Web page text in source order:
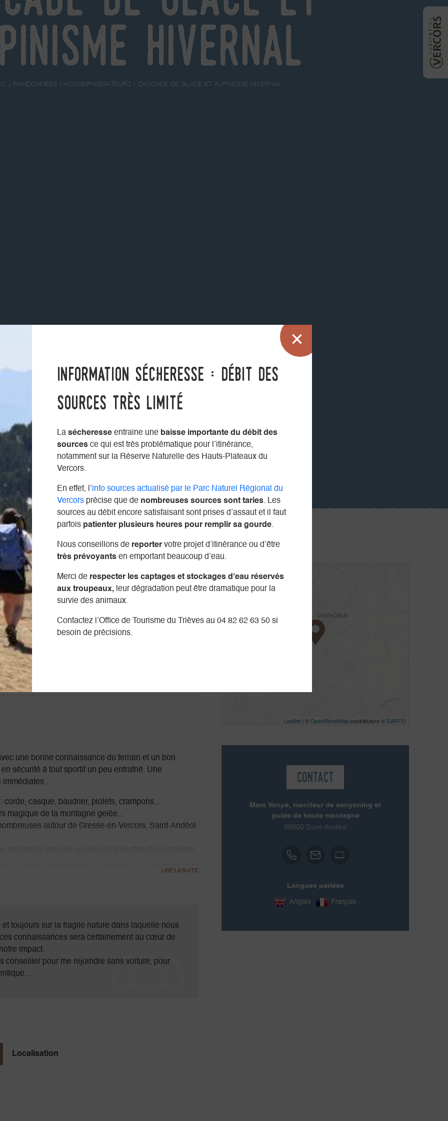
hivernal
RANDONNÉES ACCOMPAGNATEURS CASCADE DE GLACE ET ALPINISME HIVERNAL
pour les montagnes environnantes. Devenir guide
paille dans un petit village de montagne entre
Je privilégie aujourd'hui les activités de proximité car
relation avec mes clients que je trouve l'essence de
Localisation
une bonne connaissance du terrain et un bon
sécurité à tout sportif un peu entraîné. Une
immédiates...
casque, baudrier, piolets, crampons...
magique de la montagne gelée...
autour de Gresse-en-Vercors, Saint-Andéol
toujours sur la fragile nature dans laquelle nous
connaissances sera certainement au cœur de
impact.
conseiller pour me rejoindre sans voiture, pour
Localisation
+
-
Leaflet | ©OpenStreetMapcontributors ©CARTO
Contact
Marc Vanpé, moniteur de canyoning et
guide de haute montagne
38650 Saint-Andéol
Langues parlées
Anglais Français
Information sécheresse : débit des
sources très limité
La sécheresse entraine une baisse importante du débit des
sources ce qui est très problématique pour l’itinérance,
notamment sur la Réserve Naturelle des Hauts-Plateaux du
Vercors.
En effet, l’info sources actualisé par le Parc Naturel Régional du
Vercors précise que de nombreuses sources sont taries. Les
sources au débit encore satisfaisant sont prises d’assaut et il faut
parfois patienter plusieurs heures pour remplir sa gourde.
Nous conseillons de reporter votre projet d’itinérance ou d’être
très prévoyants en emportant beaucoup d’eau.
Merci de respecter les captages et stockages d’eau réservés
aux troupeaux, leur dégradation peut être dramatique pour la
survie des animaux.
Contactez l’Office de Tourisme du Trièves au 04 82 62 63 50 si
besoin de précisions.